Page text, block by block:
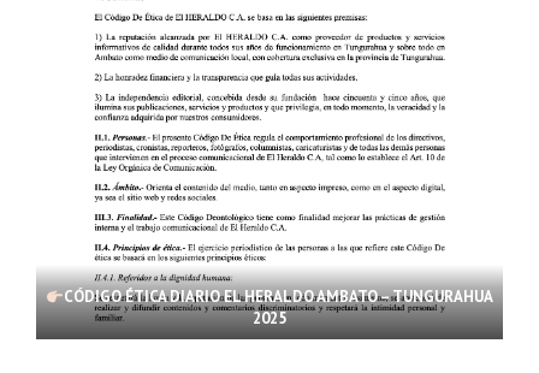
CÓDIGO ÉTICA DIARIO EL HERALDO AMBATO – TUNGURAHUA
2025